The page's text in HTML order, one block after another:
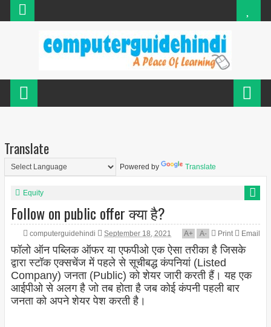
Translate
Powered by Translate
Equity
Follow on public offer क्या है?
computerguidehindi September 18, 2021 A+ A- Print Email
फॉलो ऑन पब्लिक ऑफर या एफपीओ एक ऐसा तरीका है जिसके
द्वारा स्टॉक एक्सचेंज में पहले से सूचीबद्ध कंपनियां (Listed
Company) जनता (Public) को शेयर जारी करती हैं। यह एक
आईपीओ से अलग है जो तब होता है जब कोई कंपनी पहली बार
जनता को अपने शेयर पेश करती है।